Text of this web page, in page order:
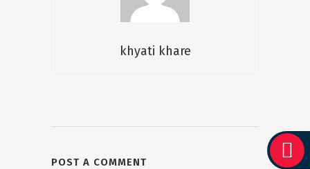
khyati khare
POST A COMMENT